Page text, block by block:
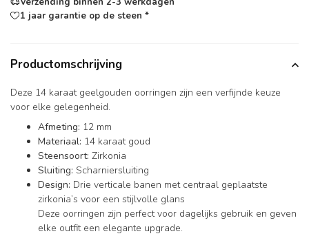
1 jaar garantie op de steen *
Productomschrijving
Deze 14 karaat geelgouden oorringen zijn een verfijnde keuze
voor elke gelegenheid.
Afmeting: 12 mm
Materiaal: 14 karaat goud
Steensoort: Zirkonia
Sluiting: Scharniersluiting
Design: Drie verticale banen met centraal geplaatste
zirkonia’s voor een stijlvolle glans
Deze oorringen zijn perfect voor dagelijks gebruik en geven
elke outfit een elegante upgrade.